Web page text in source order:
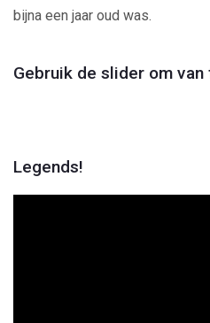
bijna een jaar oud was.
Gebruik de slider om
Legends!